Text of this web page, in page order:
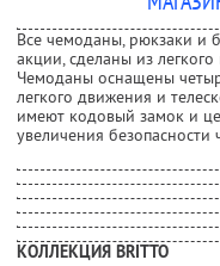
Все чемоданы, рюкзаки и
акции, сделаны из
Чемоданы оснащены
легкого движения и
имеют кодовый замок и
увеличения безопасности
КОЛЛЕКЦИЯ BRITTO